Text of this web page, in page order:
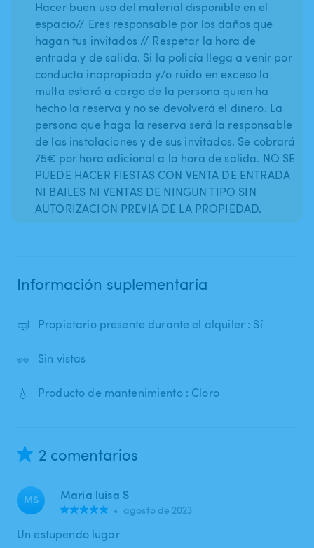
Hacer buen uso del material disponible en el
espacio// Eres responsable por los daños que
hagan tus invitados // Respetar la hora de
entrada y de salida. Si la policía llega a venir por
conducta inapropiada y/o ruido en exceso la
multa estará a cargo de la persona quien ha
hecho la reserva y no se devolverá el dinero. La
persona que haga la reserva será la responsable
de las instalaciones y de sus invitados. Se cobrará
75€ por hora adicional a la hora de salida. NO SE
PUEDE HACER FIESTAS CON VENTA DE ENTRADA
NI BAILES NI VENTAS DE NINGUN TIPO SIN
AUTORIZACION PREVIA DE LA PROPIEDAD.
Información suplementaria
🤿 Propietario presente durante el alquiler : Sí
👀 Sin vistas
💧 Producto de mantenimiento : Cloro
2 comentarios
MS Maria luisa S
• agosto de 2023
Un estupendo lugar